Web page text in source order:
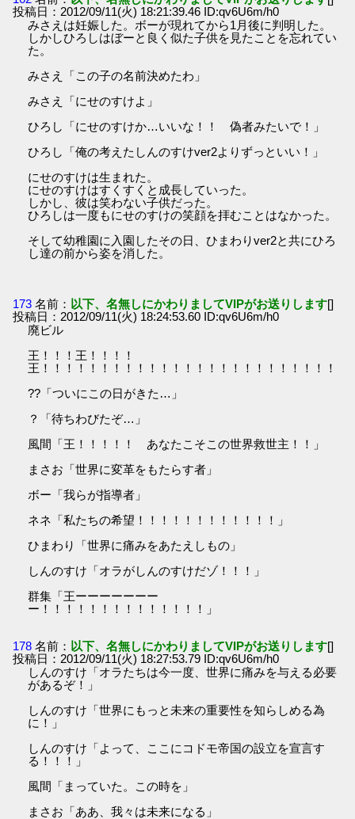
投稿日：2012/09/11(火) 18:21:39.46 ID:qv6U6m/h0
みさえは妊娠した。ボーが現れてから1月後に判明した。
しかしひろしはぼーと良く似た子供を見たことを忘れてい
た。
みさえ「この子の名前決めたわ」
みさえ「にせのすけよ」
ひろし「にせのすけか…いいな！！ 偽者みたいで！」
ひろし「俺の考えたしんのすけver2よりずっといい！」
にせのすけは生まれた。
にせのすけはすくすくと成長していった。
しかし、彼は笑わない子供だった。
ひろしは一度もにせのすけの笑顔を拝むことはなかった。
そして幼稚園に入園したその日、ひまわりver2と共にひろ
し達の前から姿を消した。
173 名前： 以下、名無しにかわりましてVIPがお送りします[]
投稿日：2012/09/11(火) 18:24:53.60 ID:qv6U6m/h0
廃ビル
王！！！王！！！！
王！！！！！！！！！！！！！！！！！！！！！！！！！
??「ついにこの日がきた…」
？「待ちわびたぞ…」
風間「王！！！！！ あなたこそこの世界救世主！！」
まさお「世界に変革をもたらす者」
ボー「我らが指導者」
ネネ「私たちの希望！！！！！！！！！！！！」
ひまわり「世界に痛みをあたえしもの」
しんのすけ「オラがしんのすけだゾ！！！」
群集「王ーーーーーーー
ー！！！！！！！！！！！！！！」
178 名前： 以下、名無しにかわりましてVIPがお送りします[]
投稿日：2012/09/11(火) 18:27:53.79 ID:qv6U6m/h0
しんのすけ「オラたちは今一度、世界に痛みを与える必要
があるぞ！」
しんのすけ「世界にもっと未来の重要性を知らしめる為
に！」
しんのすけ「よって、ここにコドモ帝国の設立を宣言す
る！！！」
風間「まっていた。この時を」
まさお「ああ、我々は未来になる」